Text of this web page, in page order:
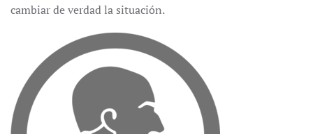
cambiar de verdad la situación.